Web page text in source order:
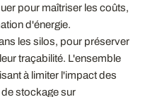
pour maîtriser les coûts,
d'énergie.
les silos, pour préserver
traçabilité. L'ensemble
à limiter l'impact des
stockage sur